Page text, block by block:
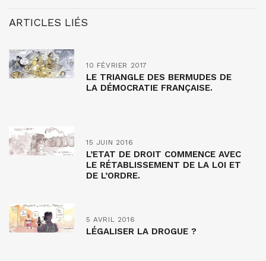
ARTICLES LIÉS
10 FÉVRIER 2017
LE TRIANGLE DES BERMUDES DE
LA DÉMOCRATIE FRANÇAISE.
15 JUIN 2016
L’ETAT DE DROIT COMMENCE AVEC
LE RÉTABLISSEMENT DE LA LOI ET
DE L’ORDRE.
5 AVRIL 2016
LÉGALISER LA DROGUE ?